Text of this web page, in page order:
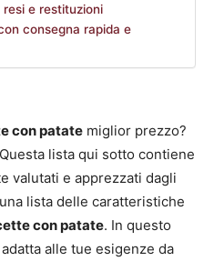
e restituzioni
consegna rapida e
con patate miglior prezzo?
lista qui sotto contiene
valutati e apprezzati dagli
lista delle caratteristiche
con patate. In questo
alle tue esigenze da